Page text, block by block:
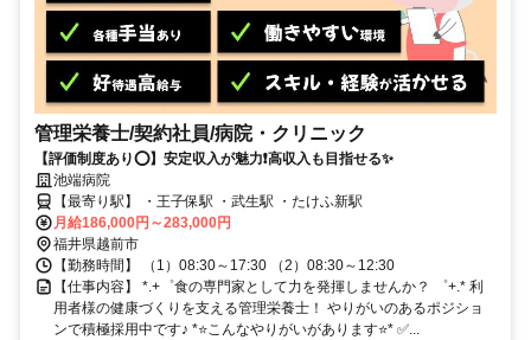
管理栄養士/契約社員/病院・クリニック
【評価制度あり⭕️】安定収入が魅力❗️高収入も目指せる✨
池端病院
【最寄り駅】 ・王子保駅 ・武生駅 ・たけふ新駅
月給186,000円～283,000円
福井県越前市
【勤務時間】 （1）08:30～17:30 （2）08:30～12:30
【仕事内容】 *.+゜食の専門家として力を発揮しませんか？ ゜+.* 利
用者様の健康づくりを支える管理栄養士！ やりがいのあるポジショ
ンで積極採用中です♪ *⭐️こんなやりがいがあります⭐️* ✅️...